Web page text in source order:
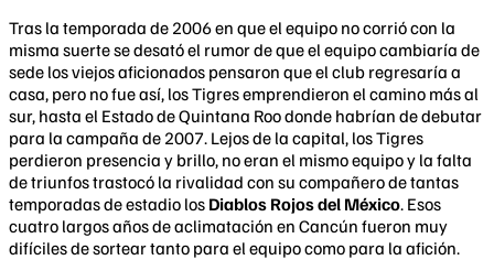
Tras la temporada de 2006 en que el equipo no corrió con la
misma suerte se desató el rumor de que el equipo cambiaría de
sede los viejos aficionados pensaron que el club regresaría a
casa, pero no fue así, los Tigres emprendieron el camino más al
sur, hasta el Estado de Quintana Roo donde habrían de debutar
para la campaña de 2007. Lejos de la capital, los Tigres
perdieron presencia y brillo, no eran el mismo equipo y la falta
de triunfos trastocó la rivalidad con su compañero de tantas
temporadas de estadio los Diablos Rojos del México. Esos
cuatro largos años de aclimatación en Cancún fueron muy
difíciles de sortear tanto para el equipo como para la afición.